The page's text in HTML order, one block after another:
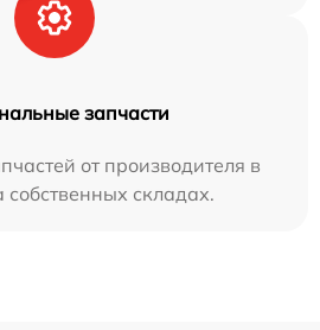
запчасти
от производителя в
складах.